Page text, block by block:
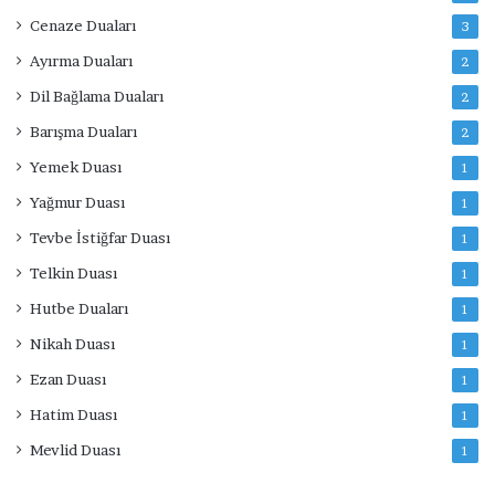
Cenaze Duaları 3
Ayırma Duaları 2
Dil Bağlama Duaları 2
Barışma Duaları 2
Yemek Duası 1
Yağmur Duası 1
Tevbe İstiğfar Duası 1
Telkin Duası 1
Hutbe Duaları 1
Nikah Duası 1
Ezan Duası 1
Hatim Duası 1
Mevlid Duası 1